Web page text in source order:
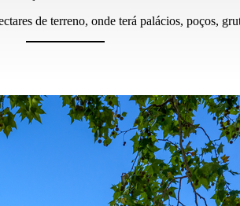
de terreno, onde terá palácios, poços,